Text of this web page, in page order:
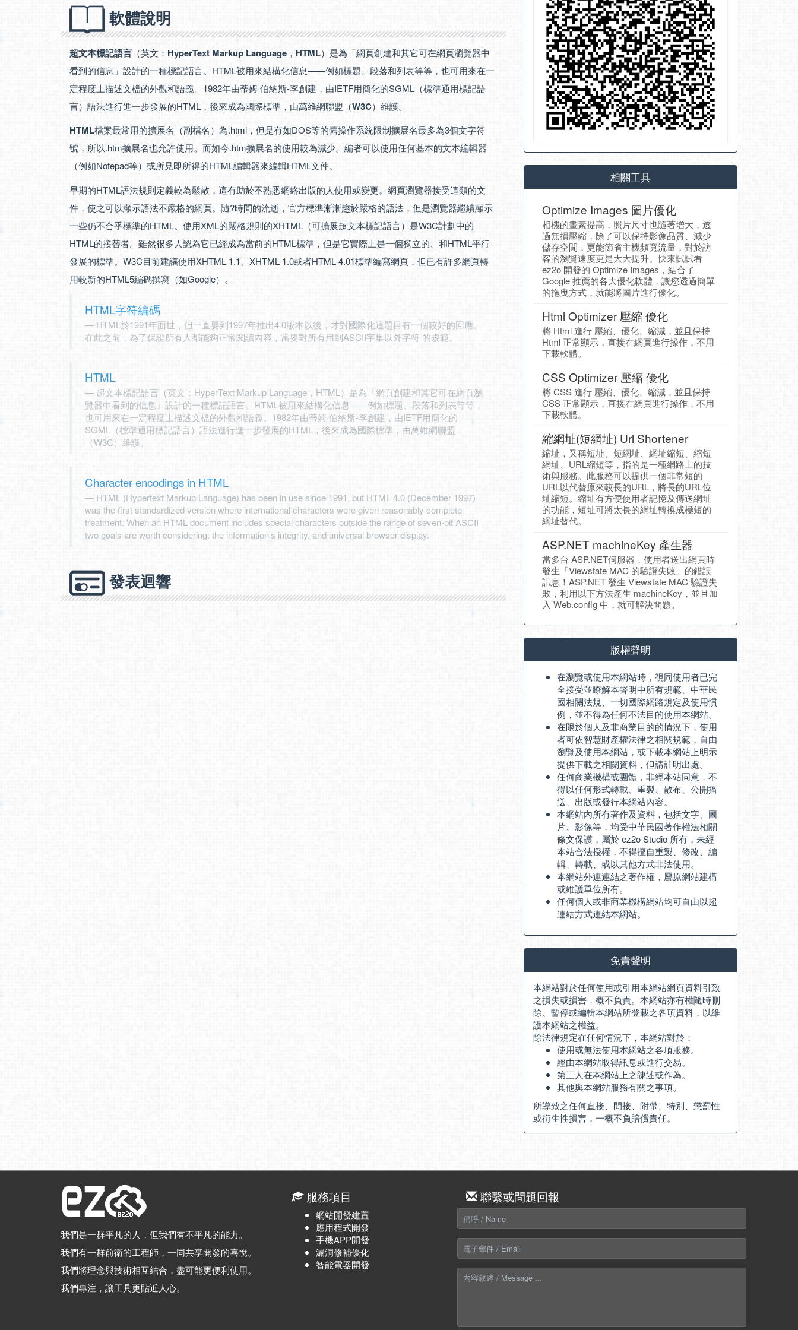
軟體說明
超文本標記語言 （英文： HyperText Markup Language ， HTML）是為「網頁創建和其它可在網頁瀏覽器中
看到的信息」設計的一種標記語言。HTML被用來結構化信息——例如標題、段落和列表等等，也可用來在一
定程度上描述文檔的外觀和語義。1982年由蒂姆·伯納斯-李創建，由IETF用簡化的SGML（標準通用標記語
言）語法進行進一步發展的HTML，後來成為國際標準，由萬維網聯盟（W3C）維護。
HTML檔案最常用的擴展名（副檔名）為.html，但是有如DOS等的舊操作系統限制擴展名最多為3個文字符
號，所以.htm擴展名也允許使用。而如今.htm擴展名的使用較為減少。編者可以使用任何基本的文本編輯器
（例如Notepad等）或所見即所得的HTML編輯器來編輯HTML文件。
早期的HTML語法規則定義較為鬆散，這有助於不熟悉網絡出版的人使用或變更。網頁瀏覽器接受這類的文
件，使之可以顯示語法不嚴格的網頁。隨?時間的流逝，官方標準漸漸趨於嚴格的語法，但是瀏覽器繼續顯示
一些仍不合乎標準的HTML。使用XML的嚴格規則的XHTML（可擴展超文本標記語言）是W3C計劃中的
HTML的接替者。雖然很多人認為它已經成為當前的HTML標準，但是它實際上是一個獨立的、和HTML平行
發展的標準。W3C目前建議使用XHTML 1.1、XHTML 1.0或者HTML 4.01標準編寫網頁，但已有許多網頁轉
用較新的HTML5編碼撰寫（如Google）。
HTML字符編碼
HTML於1991年面世，但一直要到1997年推出4.0版本以後，才對國際化這題目有一個較好的回應。
在此之前，為了保證所有人都能夠正常閱讀內容，當要對所有用到ASCII字集以外字符 的規範。
HTML
超文本標記語言（英文：HyperText Markup Language，HTML）是為「網頁創建和其它可在網頁瀏
覽器中看到的信息」設計的一種標記語言。HTML被用來結構化信息——例如標題、段落和列表等等，
也可用來在一定程度上描述文檔的外觀和語義。1982年由蒂姆·伯納斯-李創建，由IETF用簡化的
SGML（標準通用標記語言）語法進行進一步發展的HTML，後來成為國際標準，由萬維網聯盟
（W3C）維護。
Character encodings in HTML
HTML (Hypertext Markup Language) has been in use since 1991, but HTML 4.0 (December 1997)
was the first standardized version where international characters were given reasonably complete
treatment. When an HTML document includes special characters outside the range of seven-bit ASCII
two goals are worth considering: the information's integrity, and universal browser display.
發表迴響
相關工具
Optimize Images 圖片優化
相機的畫素提高，照片尺寸也隨著增大，透
過無損壓縮，除了可以保持影像品質、減少
儲存空間，更能節省主機頻寬流量，對於訪
客的瀏覽速度更是大大提升。快來試試看
ez2o 開發的 Optimize Images，結合了
Google 推薦的各大優化軟體，讓您透過簡單
的拖曳方式，就能將圖片進行優化。
Html Optimizer 壓縮 優化
將 Html 進行 壓縮、優化、縮減，並且保持
Html 正常顯示，直接在網頁進行操作，不用
下載軟體。
CSS Optimizer 壓縮 優化
將 CSS 進行 壓縮、優化、縮減，並且保持
CSS 正常顯示，直接在網頁進行操作，不用
下載軟體。
縮網址(短網址) Url Shortener
縮址，又稱短址、短網址、網址縮短、縮短
網址、URL縮短等，指的是一種網路上的技
術與服務。此服務可以提供一個非常短的
URL以代替原來較長的URL，將長的URL位
址縮短。縮址有方便使用者記憶及傳送網址
的功能，短址可將太長的網址轉換成極短的
網址替代。
ASP.NET machineKey 產生器
當多台 ASP.NET伺服器，使用者送出網頁時
發生「Viewstate MAC 的驗證失敗」的錯誤
訊息！ASP.NET 發生 Viewstate MAC 驗證失
敗，利用以下方法產生 machineKey，並且加
入 Web.config 中，就可解決問題。
版權聲明
在瀏覽或使用本網站時，視同使用者已完
全接受並瞭解本聲明中所有規範、中華民
國相關法規、一切國際網路規定及使用慣
例，並不得為任何不法目的使用本網站。
在限於個人及非商業目的的情況下，使用
者可依智慧財產權法律之相關規範，自由
瀏覽及使用本網站，或下載本網站上明示
提供下載之相關資料，但請註明出處。
任何商業機構或團體，非經本站同意，不
得以任何形式轉載、重製、散布、公開播
送、出版或發行本網站內容。
本網站內所有著作及資料，包括文字、圖
片、影像等，均受中華民國著作權法相關
條文保護，屬於 ez2o Studio 所有，未經
本站合法授權，不得擅自重製、修改、編
輯、轉載、或以其他方式非法使用。
本網站外連連結之著作權，屬原網站建構
或維護單位所有。
任何個人或非商業機構網站均可自由以超
連結方式連結本網站。
免責聲明
本網站對於任何使用或引用本網站網頁資料引致
之損失或損害，概不負責。本網站亦有權隨時刪
除、暫停或編輯本網站所登載之各項資料，以維
護本網站之權益。
除法律規定在任何情況下，本網站對於：
使用或無法使用本網站之各項服務。
經由本網站取得訊息或進行交易。
第三人在本網站上之陳述或作為。
其他與本網站服務有關之事項。
所導致之任何直接、間接、附帶、特別、懲罰性
或衍生性損害，一概不負賠償責任。
我們是一群平凡的人，但我們有不平凡的能力。
我們有一群前衛的工程師，一同共享開發的喜悅。
我們將理念與技術相互結合，盡可能更便利使用。
我們專注，讓工具更貼近人心。
服務項目
網站開發建置
應用程式開發
手機APP開發
漏洞修補優化
智能電器開發
聯繫或問題回報